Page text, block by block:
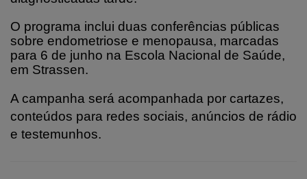
O programa inclui duas conferências públicas
sobre endometriose e menopausa, marcadas
para 6 de junho na Escola Nacional de Saúde,
em Strassen.
A campanha será acompanhada por cartazes,
conteúdos para redes sociais, anúncios de rádio
e testemunhos.